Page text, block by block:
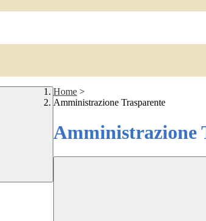
Home >
Amministrazione Trasparente
Amministrazione